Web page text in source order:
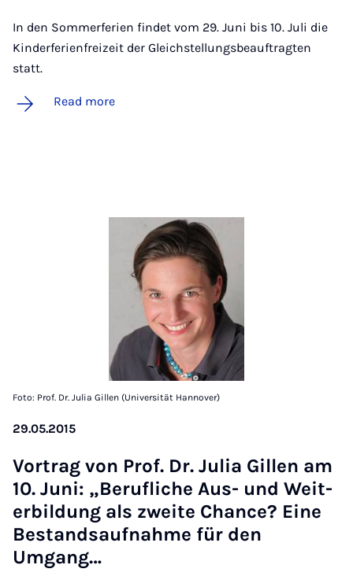
In den Sommerferien findet vom 29. Juni bis 10. Juli die
Kinderferienfreizeit der Gleichstellungsbeauftragten
statt.
Read more
Foto: Prof. Dr. Julia Gillen (Universität Hannover)
29.05.2015
Vor­trag von Prof. Dr. Ju­lia Gil­len am
10. Juni: „Beru­f­liche Aus- und Wei­t­
er­bildung als zweite Chance? Eine
Be­st­and­sauf­nahme für den
Umgang…